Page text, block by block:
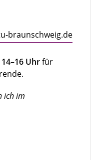
braun­schweig.de
Uhrfür
ich im